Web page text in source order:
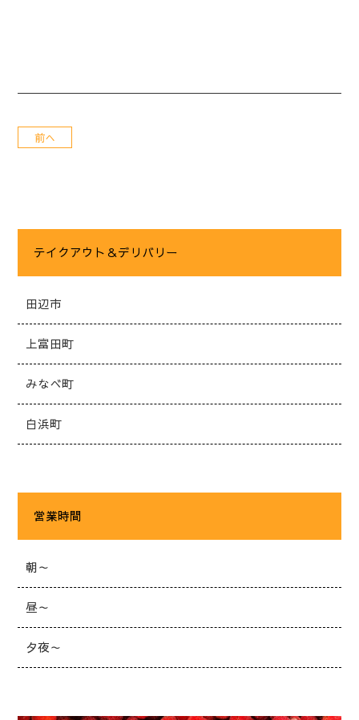
前へ
テイクアウト＆デリバリー
田辺市
上富田町
みなべ町
白浜町
営業時間
朝～
昼～
夕夜～